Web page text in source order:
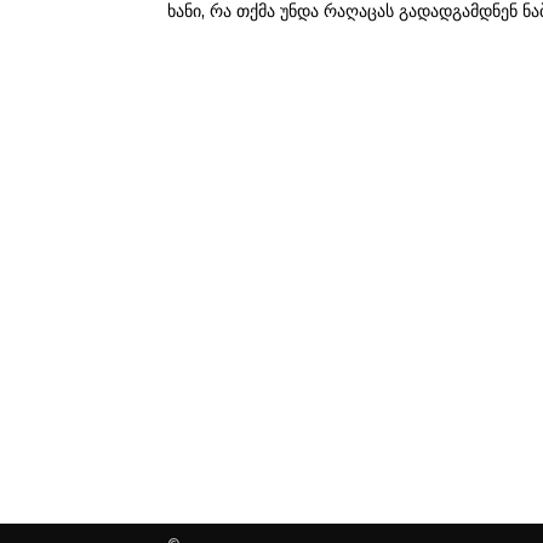
ხანი, რა თქმა უნდა რაღაცას გადადგამდნენ